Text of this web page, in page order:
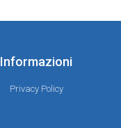
Informazioni
Privacy Policy